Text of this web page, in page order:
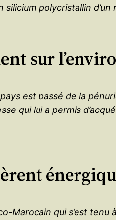
polycristallin d’un
sur
pays est passé de la
qui lui a permis
qui s’est tenu